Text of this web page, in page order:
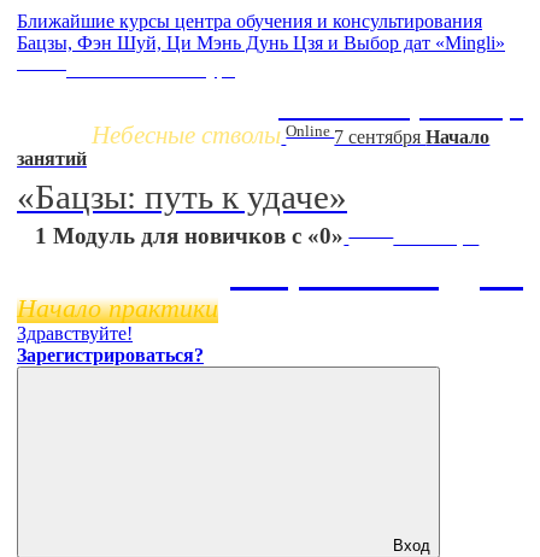
Ближайшие курсы центра обучения и консультирования
Бацзы, Фэн Шуй, Ци Мэнь Дунь Цзя и Выбор дат «Mingli»
Небесные стволы Online 7 сентябряНачало
занятий
«Бацзы: путь к удаче»
1 Модуль для новичков с «0» 11 ноября
Начало практики
Здравствуйте!
Зарегистрироваться?
Вход